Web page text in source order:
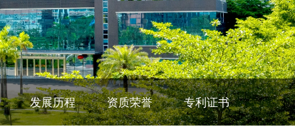
发展历程 资质荣誉 专利证书